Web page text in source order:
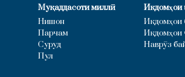
Муқаддасоти миллӣ
Нишон
Парчам
Суруд
Пул
Иқдомҳои
Иқдомҳои
Иқдомҳои
Наврӯз